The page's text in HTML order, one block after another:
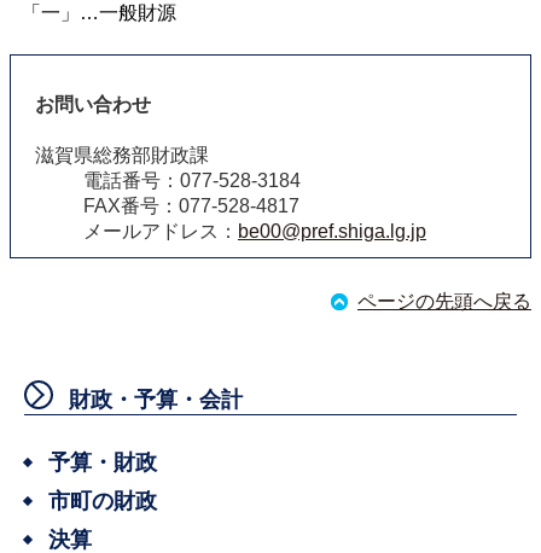
「一」…一般財源
お問い合わせ
滋賀県総務部財政課
電話番号：077-528-3184
FAX番号：077-528-4817
メールアドレス： be00@pref.shiga.lg.jp
ページの先頭へ戻る
財政・予算・会計
予算・財政
市町の財政
決算